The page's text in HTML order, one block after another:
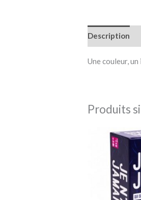
Description
Une couleur,
Produits